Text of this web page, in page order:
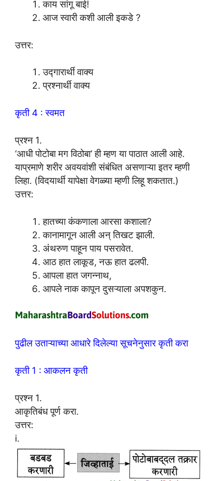
काय सांगू बाई!
आज स्वारी कशी आली इकडे ?
उत्तर:
उद्गारार्थी वाक्य
प्रश्नार्थी वाक्य
कृती 4 : स्वमत
प्रश्न 1.
‘आधी पोटोबा मग विठोबा’ ही म्हण या पाठात आली आहे.
याप्रमाणे शरीर अवयवांशी संबंधित असणाऱ्या इतर म्हणी
लिहा. (विदयार्थी यापेक्षा वेगळ्या म्हणी लिहू शकतात.)
उत्तर:
हातच्या कंकणाला आरसा कशाला?
कानामागून आली अन् तिखट झाली.
अंथरुण पाहून पाय पसरावेत.
आठ हात लाकूड, नऊ हात ढलपी.
आपला हात जगन्नाथ,
आपले नाक कापून दुसऱ्याला अपशकुन.
पुढील उताऱ्याच्या आधारे दिलेल्या सूचनेनुसार कृती करा
कृती 1 : आकलन कृती
प्रश्न 1.
आकृतिबंध पूर्ण करा.
उत्तर:
i.